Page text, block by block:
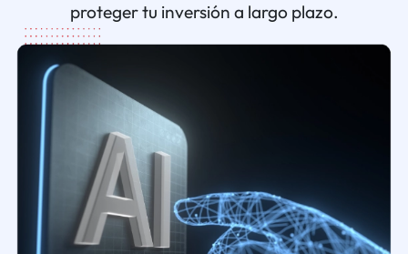
proteger tu inversión a largo plazo.